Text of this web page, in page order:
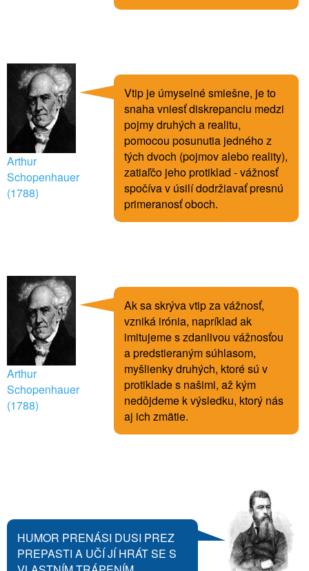
Arthur
Schopenhauer
(1788)
Vtip je úmyselné smiešne, je to
snaha vniesť diskrepanciu medzi
pojmy druhých a realitu,
pomocou posunutia jedného z
tých dvoch (pojmov alebo reality),
zatiaľčo jeho protiklad - vážnosť
spočíva v úsilí dodržiavať presnú
primeranosť oboch.
Arthur
Schopenhauer
(1788)
Ak sa skrýva vtip za vážnosť,
vzniká irónia, napríklad ak
imitujeme s zdanlivou vážnosťou
a predstieraným súhlasom,
myšlienky druhých, ktoré sú v
protiklade s našimi, až kým
nedôjdeme k výsledku, ktorý nás
aj ich zmätie.
HUMOR PRENÁSI DUSI PREZ
PREPASTI A UČÍ JÍ HRÁT SE S